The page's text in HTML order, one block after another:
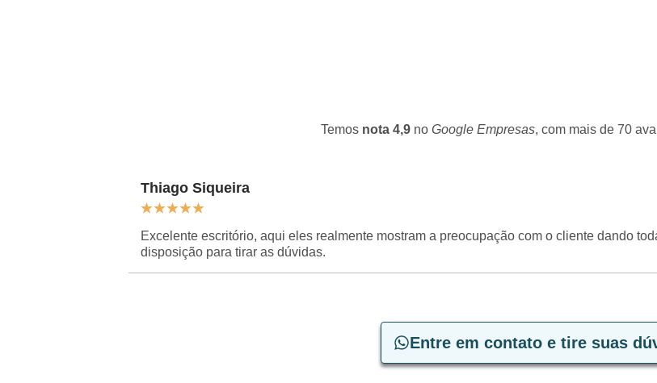
Temos nota 4,9 no Google Empresas, com mais de 70
Thiago Siqueira
★★★★★
Excelente escritório, aqui eles realmente mostram a preocupação com o cliente dando
disposição para tirar as dúvidas.
Entre em contato e tire suas